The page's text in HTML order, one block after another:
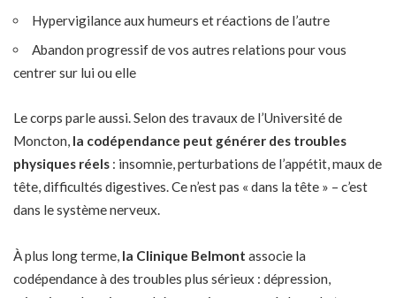
Hypervigilance aux humeurs et réactions de l’autre
Abandon progressif de vos autres relations pour vous
centrer sur lui ou elle
Le corps parle aussi. Selon des travaux de l’Université de
Moncton, la codépendance peut générer des troubles
physiques réels : insomnie, perturbations de l’appétit, maux de
tête, difficultés digestives. Ce n’est pas « dans la tête » – c’est
dans le système nerveux.
À plus long terme, la Clinique Belmont associe la
codépendance à des troubles plus sérieux : dépression,